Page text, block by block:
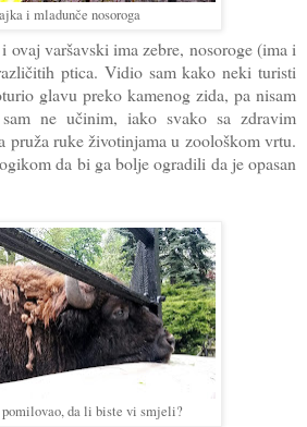
i mladunče nosoroga
varšavski ima zebre, nosoroge (ima i
ptica. Vidio sam kako neki turisti
glavu preko kamenog zida, pa nisam
ne učinim, iako svako sa zdravim
pruža ruke životinjama u zoološkom vrtu.
da bi ga bolje ogradili da je opasan
pomilovao, da li biste vi smjeli?